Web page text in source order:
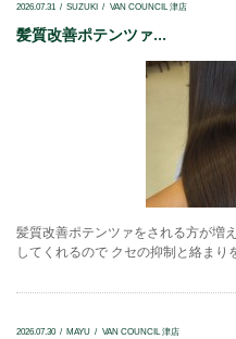
2026.07.31 SUZUKI VAN COUNCIL 津店
髪質改善ポテンツァ...
髪質改善ポテンツァをされる方が増
してくれるので クセの抑制と絡まり
2026.07.30 MAYU VAN COUNCIL 津店